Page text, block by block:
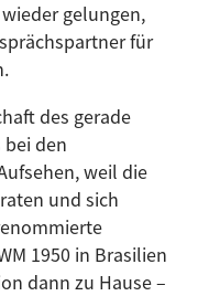
gelungen,
für
des gerade
den
weil die
und sich
1950 in Brasilien
dann zu Hause –